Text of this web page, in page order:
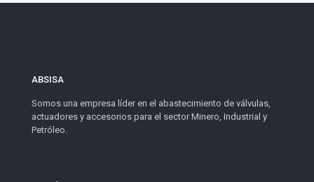
ABSISA
Somos una empresa líder en el abastecimiento de válvulas,
actuadores y accesorios para el sector Minero, Industrial y
Petróleo.